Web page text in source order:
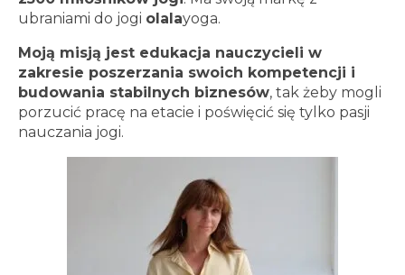
ubraniami do jogi olalayoga.
Moją misją jest edukacja nauczycieli w
zakresie poszerzania swoich kompetencji i
budowania stabilnych biznesów, tak żeby mogli
porzucić pracę na etacie i poświęcić się tylko pasji
nauczania jogi.